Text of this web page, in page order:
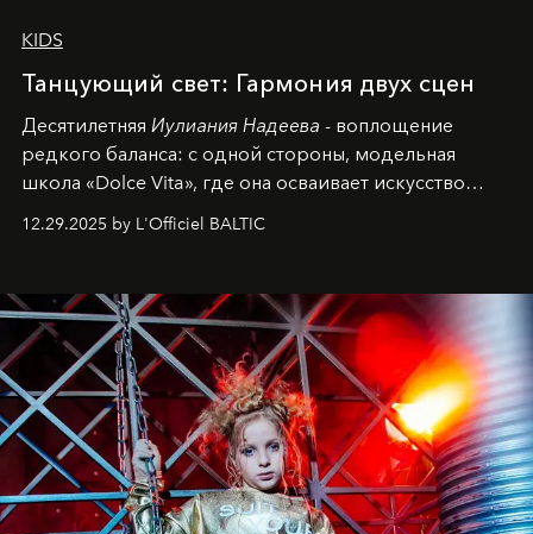
KIDS
Танцующий свет: Гармония двух сцен
Десятилетняя Иулиания Надеева - воплощение
редкого баланса: с одной стороны, модельная
школа «Dolce Vita», где она осваивает искусство
позы и образа, с другой - подготовительная
балетная студия при хореографическом училище,
танцевального пути за плечами.
12.29.2025 by L'Officiel BALTIC